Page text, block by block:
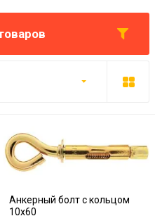
Анкерный болт с кольцом
10х60